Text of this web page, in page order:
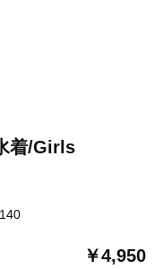
着/Girls
￥4,950